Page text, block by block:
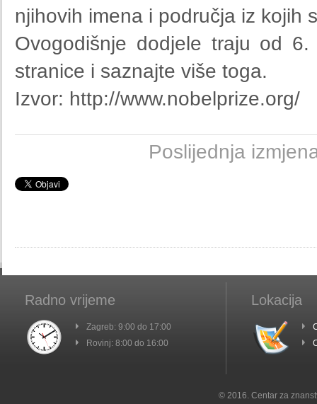
njihovih imena i područja iz kojih
Ovogodišnje dodjele traju od
stranice i saznajte više toga.
Izvor: http://www.nobelprize.org/
Poslijednja
Radno vrijeme
Zagreb: 9:00 do 17:00
Rovinj: 8:00 do 16:00
Lokacija
© 2016. Centar za